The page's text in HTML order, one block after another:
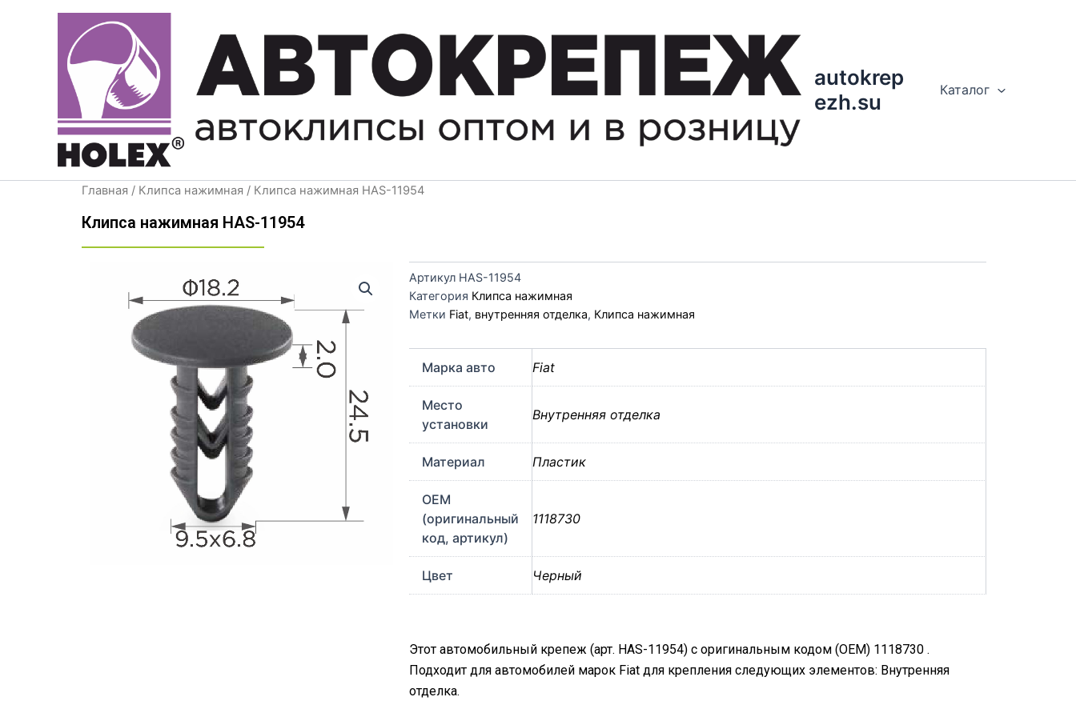
содержимому
autokrep
ezh.su
Каталог
Главная / Клипса нажимная / Клипса нажимная HAS-11954
Клипса нажимная HAS-11954
Артикул HAS-11954
Категория Клипса нажимная
Метки Fiat, внутренняя отделка, Клипса нажимная
Марка авто Fiat
Место
установки
Внутренняя отделка
Материал Пластик
OEM
(оригинальный
код, артикул)
1118730
Цвет Черный
Этот автомобильный крепеж (арт. HAS-11954) с оригинальным кодом (OEM) 1118730 .
Подходит для автомобилей марок Fiat для крепления следующих элементов: Внутренняя
отделка.